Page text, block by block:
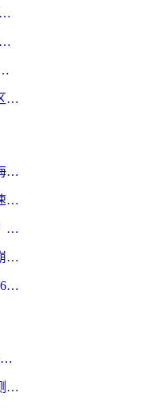
在国外看世界杯西班牙 vs 佛得角无法播放？这篇指南帮你解锁所有中文体育直播
在海外看世界杯哥伦比亚 vs 加纳当前IP受限制？这篇指南帮你流畅看中文解说赛事
前IP受限制？海外党体育观赛终极指南来了
在日本看央视频世界杯当前地区不可播放？海外党体育观赛终极指南
在欧洲打魔兽世界如何不卡？海外玩家的国服游戏加速终极攻略
国外玩国服英雄联盟用什么加速器好？海外党亲测有效的国服游戏加速指南
在非洲玩魔兽世界怀旧服总卡？别慌，这份指南帮你丝滑开荒
海外党必看：玩国服卡到心态崩？少女前线云图计划加速器免费推荐+碧蓝航线足球世界流畅攻略
海外打LOL用哪个加速器？2026实用指南：从延迟到设备适配，一篇解决你的国服游戏痛点
海外党必看：加速器免费vpn怎么选？3步教你无缝访问国内资源
穿梭和巨鲸哪个好？海外党亲测3款回国加速器，教你避开90%的坑